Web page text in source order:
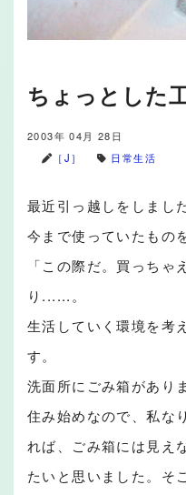
ちょっとした
2003年 04月 28日
［J］
日常生活
最近引っ越しをしました
今まで使っていたもの
「この際だ。買っちゃ
り......。
生活していく環境を考
す。
洗面所にごみ箱があり
住み始めなので、私な
れば、ごみ箱には見え
たいと思いました。そ